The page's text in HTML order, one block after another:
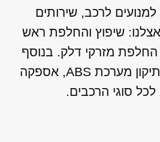
לרכב, שירותים
שיפוץ והחלפת ראש
החלפת מזרקי דלק. בנוסף
אנו מספקים שירותי תיקון מערכת ABS, אספקה
סוגי הרכבים.